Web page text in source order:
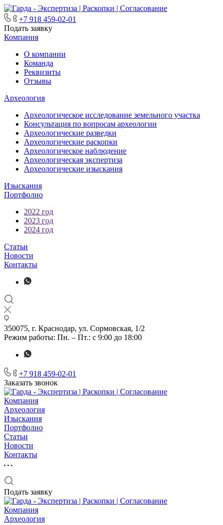
+7 918 459-02-01
Подать заявку
Компания
О компании
Команда
Реквизиты
Отзывы
Археология
Археологическое исследование земельного участка
Консультация по вопросам археологии
Археологические разведки
Археологические раскопки
Археологическое наблюдение
Археологическая экспертиза
Археологические изыскания
Изыскания
Портфолио
2022 год
2023 год
2024 год
Статьи
Новости
Контакты
350075, г. Краснодар, ул. Сормовская, 1/2
Режим работы: Пн. – Пт.: с 9:00 до 18:00
+7 918 459-02-01
Заказать звонок
Компания
Археология
Изыскания
Портфолио
Статьи
Новости
Контакты
Подать заявку
Компания
Археология